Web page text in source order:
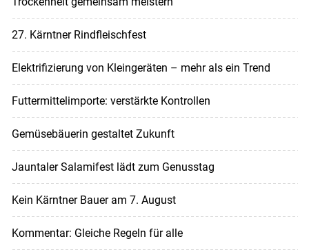
27. Kärntner Rindfleischfest
Elektrifizierung von Kleingeräten – mehr als ein Trend
Futtermittelimporte: verstärkte Kontrollen
Gemüsebäuerin gestaltet Zukunft
Jauntaler Salamifest lädt zum Genusstag
Kein Kärntner Bauer am 7. August
Kommentar: Gleiche Regeln für alle